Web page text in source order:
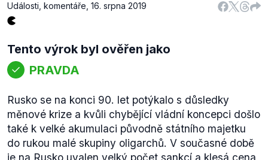
Události, komentáře 16. srpna 2019
Tento výrok byl ověřen jako
PRAVDA
Rusko se na konci 90. let potýkalo s důsledky
měnové krize a kvůli chybějící vládní koncepci došlo
také k velké akumulaci původně státního majetku
do rukou malé skupiny oligarchů. V současné době
je na Rusko uvalen velký počet sankcí a klesá cena